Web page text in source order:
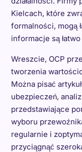
Kielcach, które
formalności, mogą
informacje są
Wreszcie, OCP
tworzenia
Można pisać
ubezpieczeń,
przedstawiające
wyboru
regularnie i
przyciągnąć